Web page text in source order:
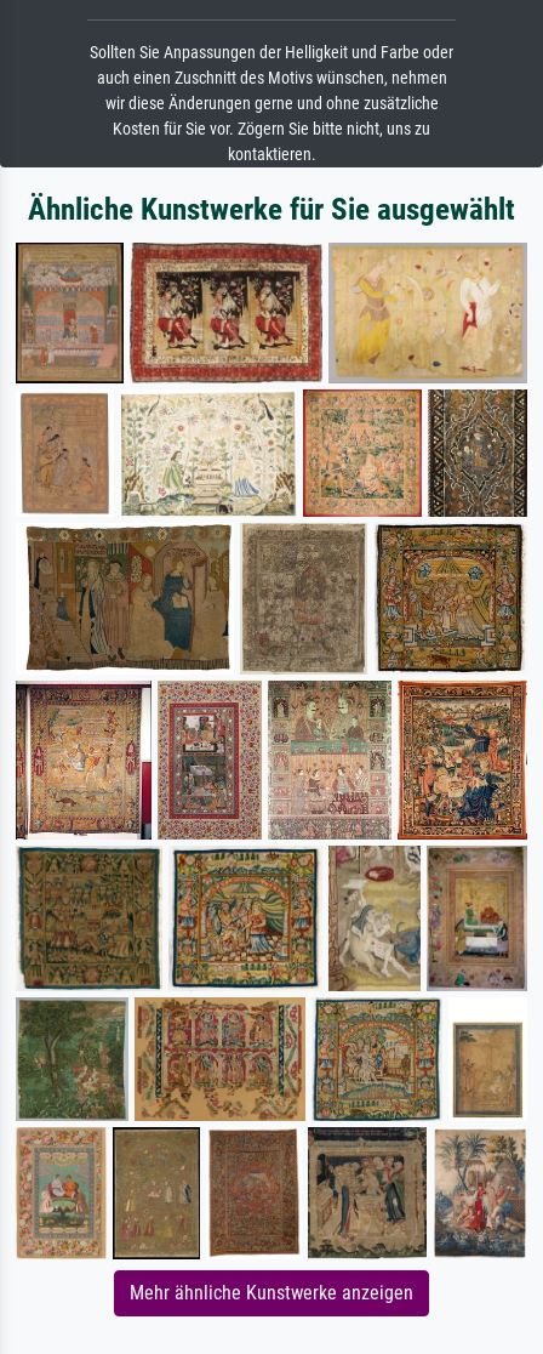
Sollten Sie Anpassungen der Helligkeit und Farbe oder
auch einen Zuschnitt des Motivs wünschen, nehmen
wir diese Änderungen gerne und ohne zusätzliche
Kosten für Sie vor. Zögern Sie bitte nicht, uns zu
kontaktieren.
Ähnliche Kunstwerke für Sie ausgewählt
Mehr ähnliche Kunstwerke anzeigen